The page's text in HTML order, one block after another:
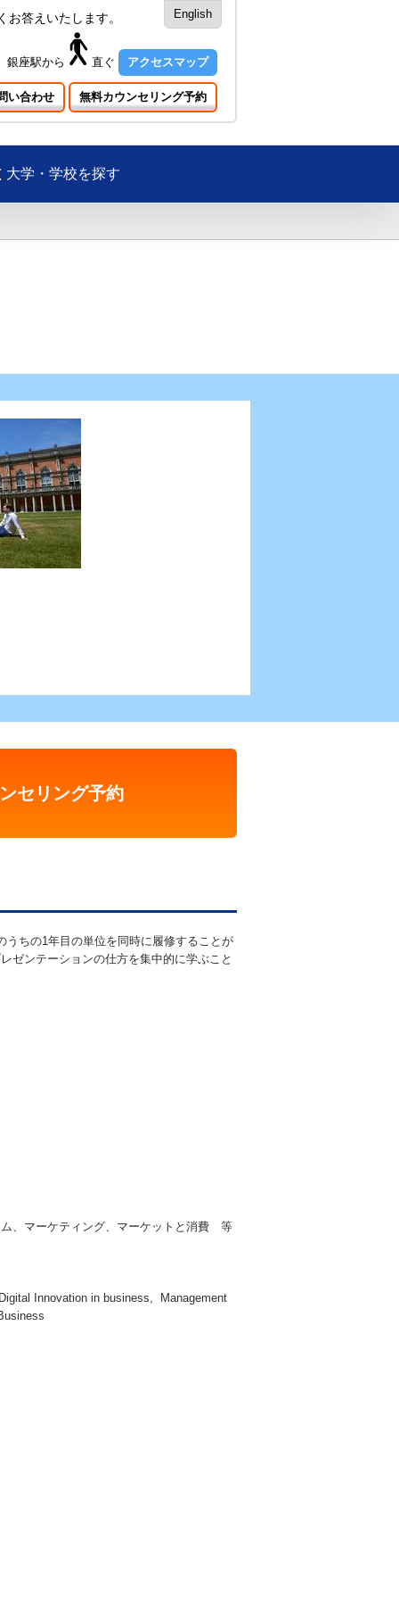
答えいたします。 English
銀座駅から 直ぐ アクセスマップ
い合わせ 無料カウンセリング予約
大学・学校を探す
セリング予約
ちの1年目の単位を同時に履修することが
ゼンテーションの仕方を集中的に学ぶこと
ム、マーケティング、マーケットと消費 等
Innovation in business, Management